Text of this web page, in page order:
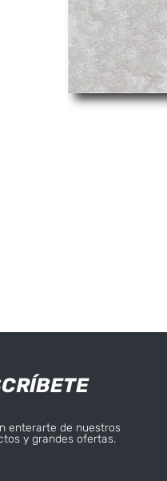
enterarte de nuestros
y grandes ofertas.